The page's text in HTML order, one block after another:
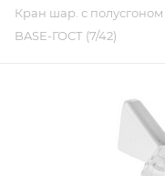
Кран шар. с
BASE-ГОСТ (7/42)